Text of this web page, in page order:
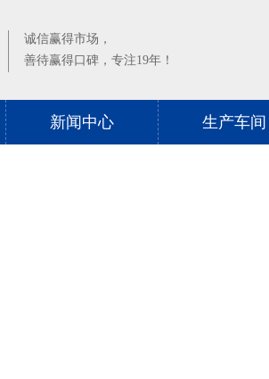
诚信赢得市场，
善待赢得口碑，专注19年！
新闻中心 生产车间